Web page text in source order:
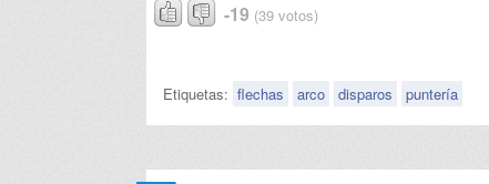
-19 (39 votos)
Etiquetas: flechas arco disparos puntería